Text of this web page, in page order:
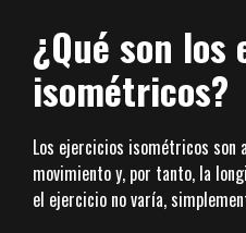
¿Qué son
isométricos?
Los ejercicios isométricos son
movimiento y, por tanto, la
el ejercicio no varía,